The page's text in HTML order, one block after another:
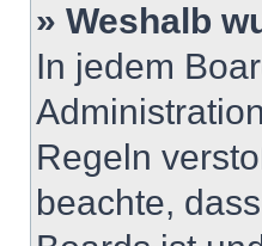
» Weshalb
In jedem
Regeln
beachte,